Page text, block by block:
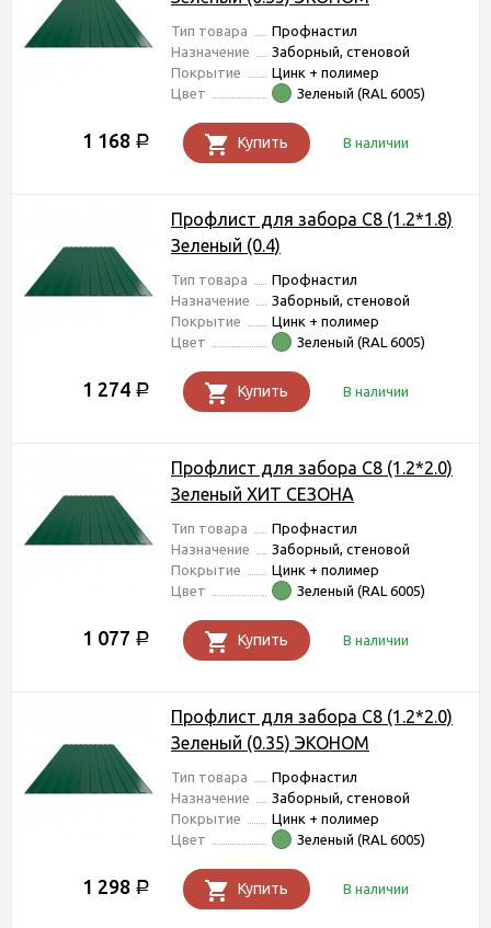
Тип товара
Профнастил
Назначение
Заборный, стеновой
Покрытие
Цинк + полимер
Цвет
Зеленый (RAL 6005)
1 168 Р Купить В наличии
Профлист для забора С8 (1.2*1.8)
Зеленый (0.4)
Тип товара
Профнастил
Назначение
Заборный, стеновой
Покрытие
Цинк + полимер
Цвет
Зеленый (RAL 6005)
1 274 Р Купить В наличии
Профлист для забора С8 (1.2*2.0)
Зеленый ХИТ СЕЗОНА
Тип товара
Профнастил
Назначение
Заборный, стеновой
Покрытие
Цинк + полимер
Цвет
Зеленый (RAL 6005)
1 077 Р Купить В наличии
Профлист для забора С8 (1.2*2.0)
Зеленый (0.35) ЭКОНОМ
Тип товара
Профнастил
Назначение
Заборный, стеновой
Покрытие
Цинк + полимер
Цвет
Зеленый (RAL 6005)
1 298 Р Купить В наличии